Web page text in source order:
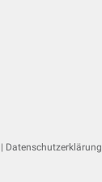
| Datenschutzerklärung